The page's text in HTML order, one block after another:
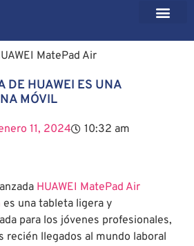
DE HUAWEI ES UNA
MÓVIL
11, 2024 10:32 am
HUAWEI MatePad Air
es una tableta ligera y
para los jóvenes profesionales,
recién llegados al mundo laboral